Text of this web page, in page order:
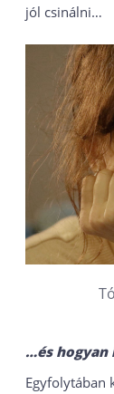
jól csinálni…
…és hogyan
Egyfolytában